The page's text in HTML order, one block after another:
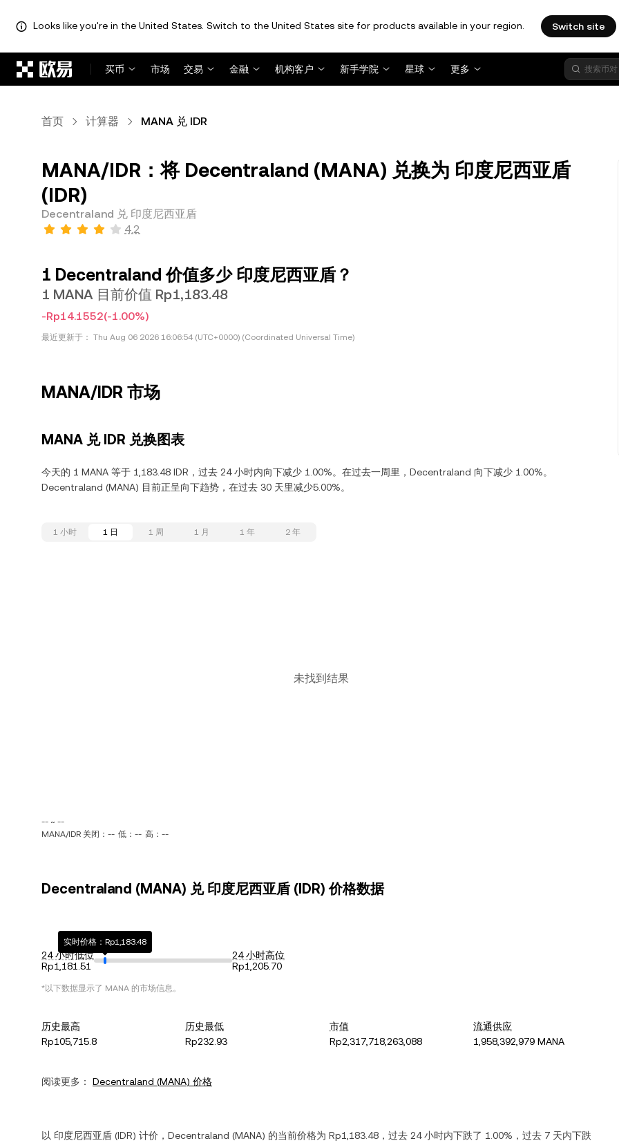
Looks like you're in the United States. Switch to the United States site for products available in your region. Switch site
买币
市场 交易 金融 机构客户 新手学院 星球 更多
首页 计算器 MANA 兑 IDR
MANA/IDR：将 Decentraland (MANA) 兑换为 印度尼西亚盾
(IDR)
Decentraland 兑 印度尼西亚盾
4.2
1 Decentraland 价值多少 印度尼西亚盾？
1 MANA 目前价值 Rp1,183.48
-Rp14.1552(-1.00%)
最近更新于： Thu Aug 06 2026 16:06:54 (UTC+0000) (Coordinated Universal Time)
MANA/IDR 市场
MANA 兑 IDR 兑换图表
今天的 1 MANA 等于 1,183.48 IDR，过去 24 小时内向下减少 1.00%。在过去一周里，Decentraland 向下减少 1.00%。
Decentraland (MANA) 目前正呈向下趋势，在过去 30 天里减少5.00%。
1 小时 1 日 1 周 1 月 1 年 2 年
未找到结果
-- ~ --
MANA/IDR 关闭：-- 低：-- 高：--
Decentraland (MANA) 兑 印度尼西亚盾 (IDR) 价格数据
24 小时低位
Rp1,181.51
实时价格：Rp1,183.48
24 小时高位
Rp1,205.70
*以下数据显示了 MANA 的市场信息。
历史最高
Rp105,715.8
历史最低
Rp232.93
市值
Rp2,317,718,263,088
流通供应
1,958,392,979 MANA
阅读更多： Decentraland (MANA) 价格
以 印度尼西亚盾 (IDR) 计价， Decentraland (MANA) 的当前价格为 Rp1,183.48 ，过去 24 小时内下跌了 1.00% ，过去 7 天内下跌